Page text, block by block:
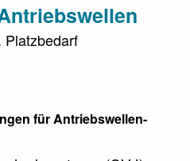
Platzbedarf
für Antriebswellen-